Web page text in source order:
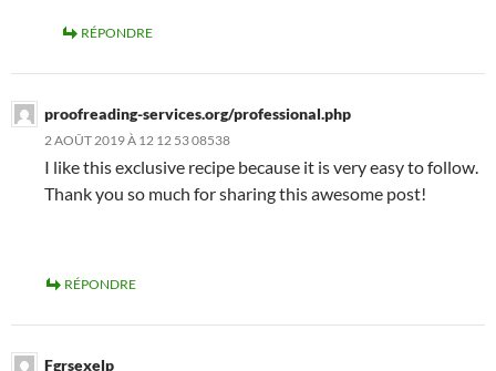
RÉPONDRE
proofreading-services.org/professional.php
2 AOÛT 2019 À 12 12 53 08538
I like this exclusive recipe because it is very easy to follow.
Thank you so much for sharing this awesome post!
RÉPONDRE
Fgrsexelp